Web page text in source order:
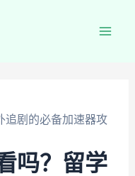
追剧的必备加速器攻
吗？留学